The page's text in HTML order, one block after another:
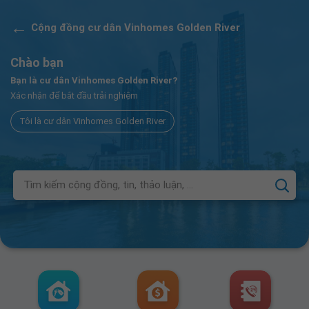
← Cộng đồng cư dân Vinhomes Golden River
Chào bạn
Bạn là cư dân Vinhomes Golden River?
Xác nhận để bắt đầu trải nghiệm
Tôi là cư dân Vinhomes Golden River
Tìm kiếm cộng đồng, tin, thảo luận, ...